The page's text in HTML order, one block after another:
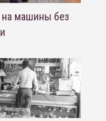
машины без